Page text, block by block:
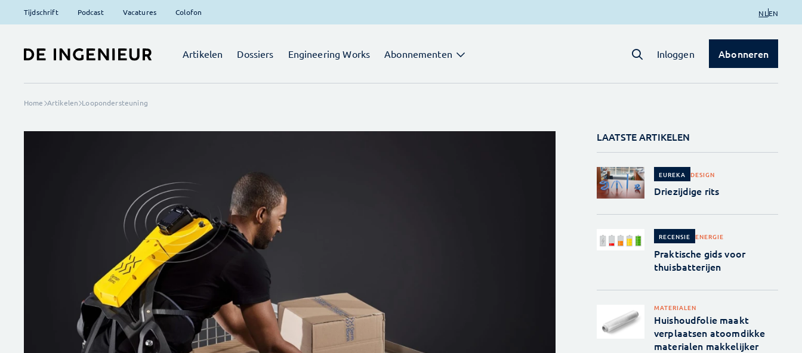
Tijdschrift Podcast Vacatures Colofon NL EN
Artikelen Dossiers Engineering Works Abonnementen Inloggen Abonneren
Home Artikelen Loopondersteuning
LAATSTE ARTIKELEN
EUREKA DESIGN
Driezijdige rits
RECENSIE ENERGIE
Praktische gids voor
thuisbatterijen
MATERIALEN
Huishoudfolie maakt
verplaatsen atoomdikke
materialen makkelijker